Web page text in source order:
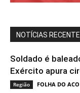
NOTÍCIAS
Soldado é
Exército apura
Região FOLHA DO ACO